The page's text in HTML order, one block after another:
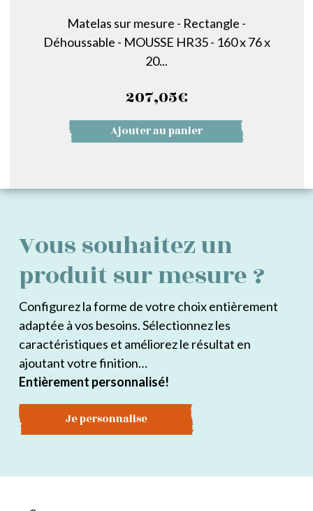
Matelas sur mesure - Rectangle -
Déhoussable - MOUSSE HR35 - 160 x 76 x
20...
207,05€
Ajouter au panier
Vous souhaitez un
produit sur mesure ?
Configurez la forme de votre choix entièrement
adaptée à vos besoins. Sélectionnez les
caractéristiques et améliorez le résultat en
ajoutant votre finition…
Entièrement personnalisé!
Je personnalise